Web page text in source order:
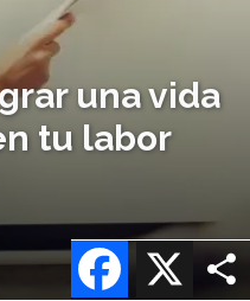
una vida
tu labor
X
Facebook